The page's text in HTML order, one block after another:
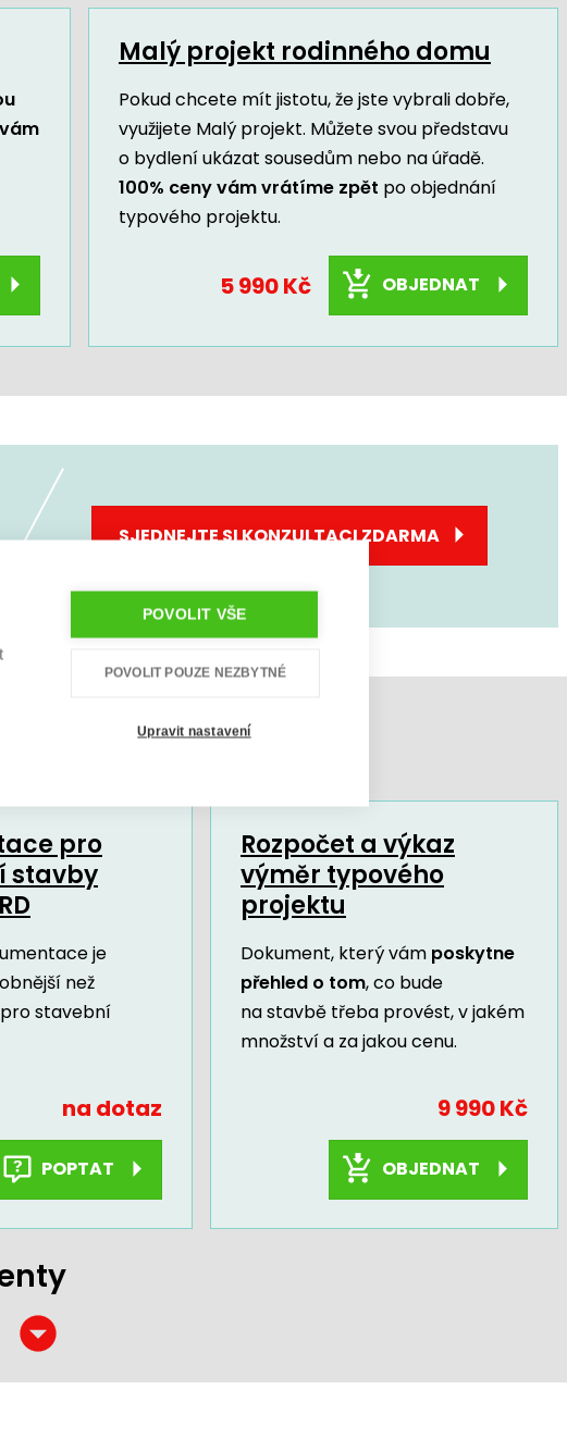
Malý projekt rodinného domu
Pokud chcete mít jistotu, že jste vybrali dobře,
využijete Malý projekt. Můžete svou představu
o bydlení ukázat sousedům nebo na úřadě.
100% ceny vám vrátíme zpět po objednání
typového projektu.
5 990 Kč OBJEDNAT
SJEDNEJTE SI KONZULTACI ZDARMA
pro
stavby
je
než
stavební
na dotaz
POPTAT
Rozpočet a výkaz
výměr typového
projektu
Dokument, který vám poskytne
přehled o tom, co bude
na stavbě třeba provést, v jakém
množství a za jakou cenu.
9 990 Kč
OBJEDNAT
POVOLIT VŠE
POVOLIT POUZE NEZBYTNÉ
Upravit nastavení